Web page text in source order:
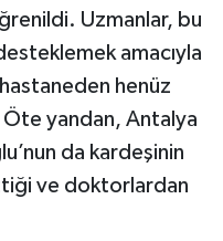
Uzmanlar, bu
amacıyla
henüz
Öte yandan, Antalya
da kardeşinin
ve doktorlardan